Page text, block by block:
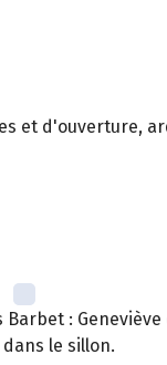
et
:
le sillon.